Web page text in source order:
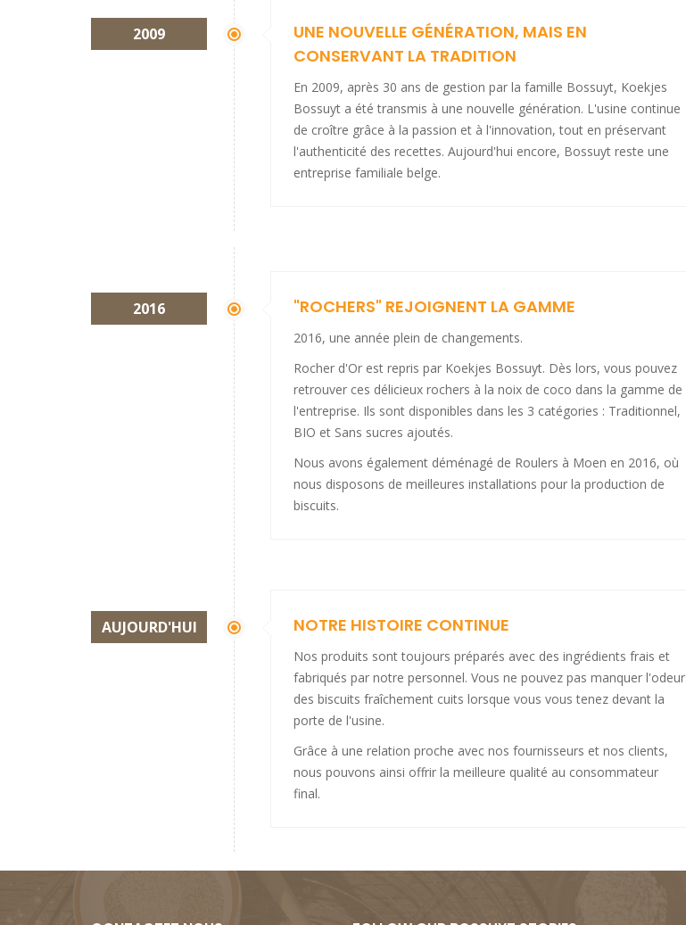
2009
UNE NOUVELLE GÉNÉRATION, MAIS EN
CONSERVANT LA TRADITION
En 2009, après 30 ans de gestion par la famille Bossuyt, Koekjes
Bossuyt a été transmis à une nouvelle génération. L'usine continue
de croître grâce à la passion et à l'innovation, tout en préservant
l'authenticité des recettes. Aujourd'hui encore, Bossuyt reste une
entreprise familiale belge.
2016 "ROCHERS" REJOIGNENT LA GAMME
2016, une année plein de changements.
Rocher d'Or est repris par Koekjes Bossuyt. Dès lors, vous pouvez
retrouver ces délicieux rochers à la noix de coco dans la gamme de
l'entreprise. Ils sont disponibles dans les 3 catégories : Traditionnel,
BIO et Sans sucres ajoutés.
Nous avons également déménagé de Roulers à Moen en 2016, où
nous disposons de meilleures installations pour la production de
biscuits.
AUJOURD'HUI NOTRE HISTOIRE CONTINUE
Nos produits sont toujours préparés avec des ingrédients frais et
fabriqués par notre personnel. Vous ne pouvez pas manquer l'odeur
des biscuits fraîchement cuits lorsque vous vous tenez devant la
porte de l'usine.
Grâce à une relation proche avec nos fournisseurs et nos clients,
nous pouvons ainsi offrir la meilleure qualité au consommateur
final.